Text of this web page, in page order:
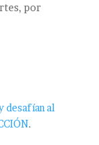
por
desafían al
.